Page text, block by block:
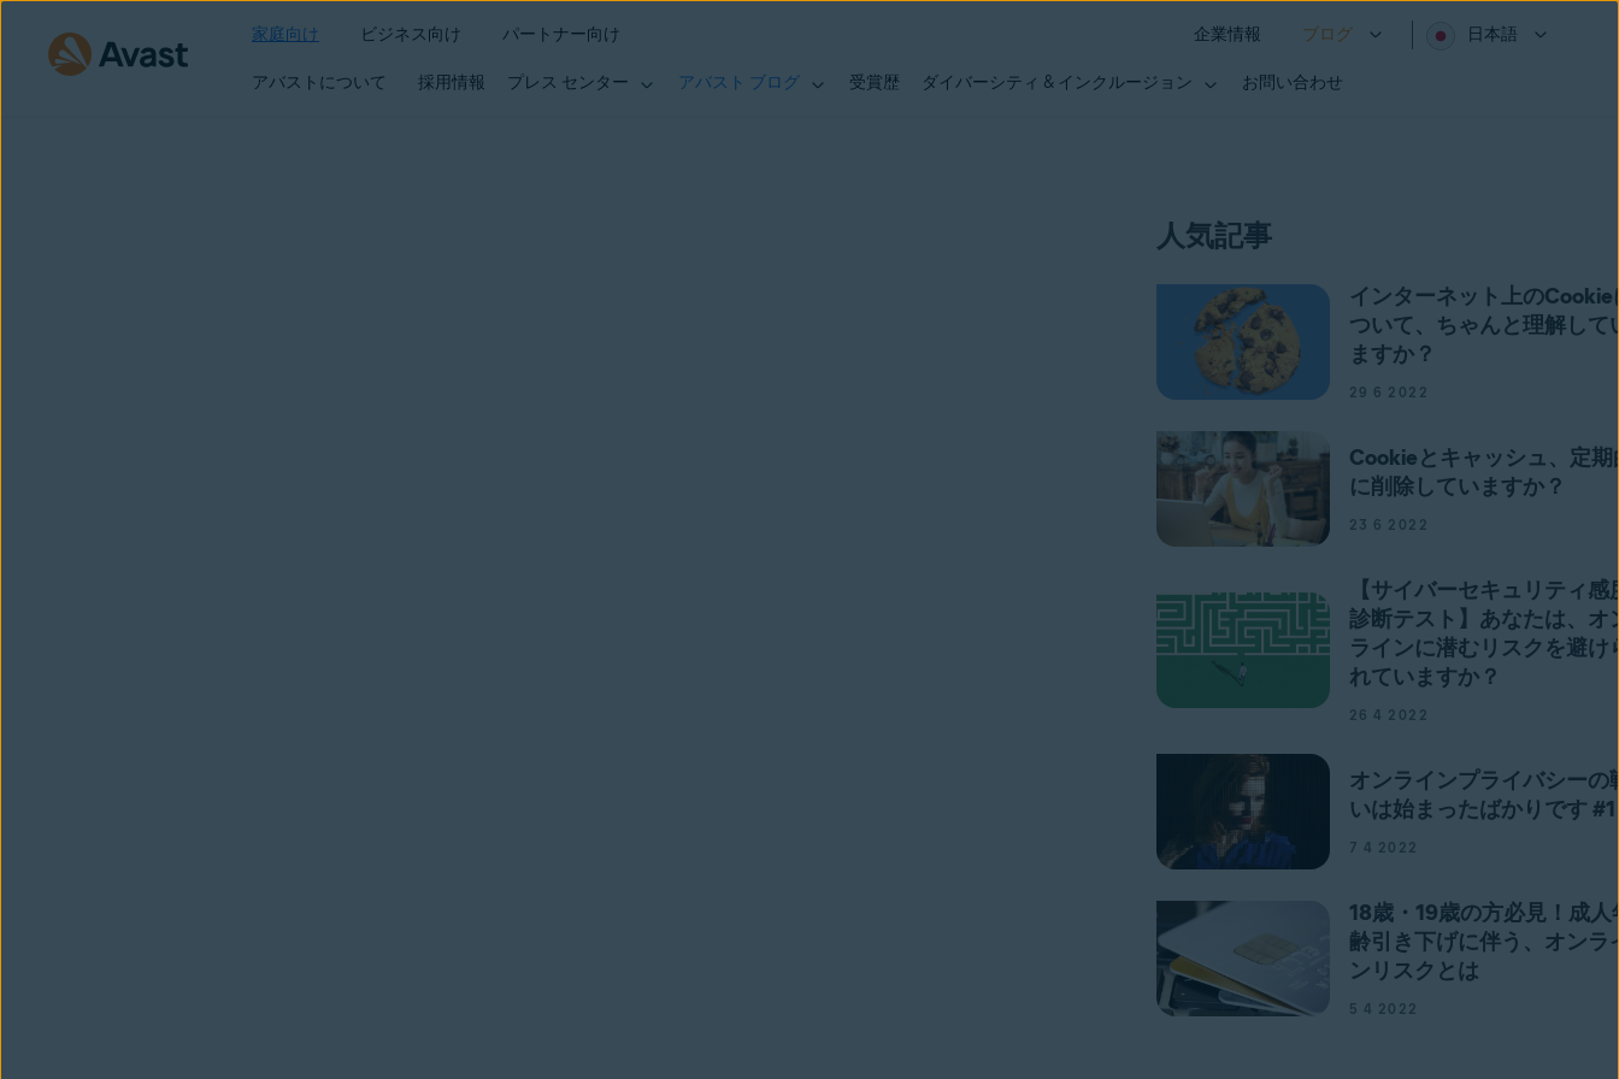
家庭向け ビジネス向け パートナー向け 企業情報 ブログ 日本語
アバストについて 採用情報 プレス センター アバスト ブログ 受賞歴 ダイバーシティ & インクルージョン お問い合わせ
人気記事
インターネット上のCookie
ついて、ちゃんと理解して
ますか？
29 6 2022
Cookieとキャッシュ、定期
に削除していますか？
23 6 2022
【サイバーセキュリティ感
診断テスト】あなたは、オ
ラインに潜むリスクを避け
れていますか？
26 4 2022
オンラインプライバシーの
いは始まったばかりです #1
7 4 2022
18歳・19歳の方必見！成人
齢引き下げに伴う、オンラ
ンリスクとは
5 4 2022